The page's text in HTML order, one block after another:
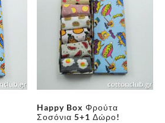
Happy Box Φρούτα
Σοσόνια 5+1 Δώρο!